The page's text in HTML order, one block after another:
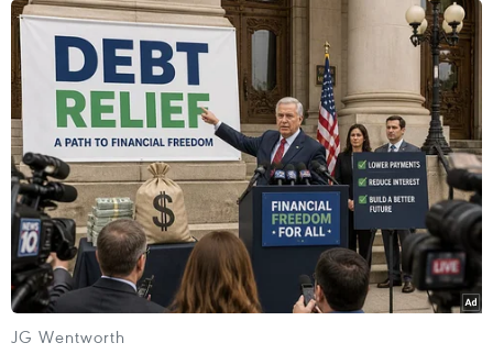
Xe điện Trung Quốc mở rộng
cuộc đua công nghệ ra Đông Nam Á
08/08/2026 03:00
Hãng BMW bắt đầu sản xuất hàng
loạt mẫu xe thuần điện “thế hệ mới”
07/08/2026 01:52
Các thương hiệu xe cao cấp của Đức
JG Wentworth